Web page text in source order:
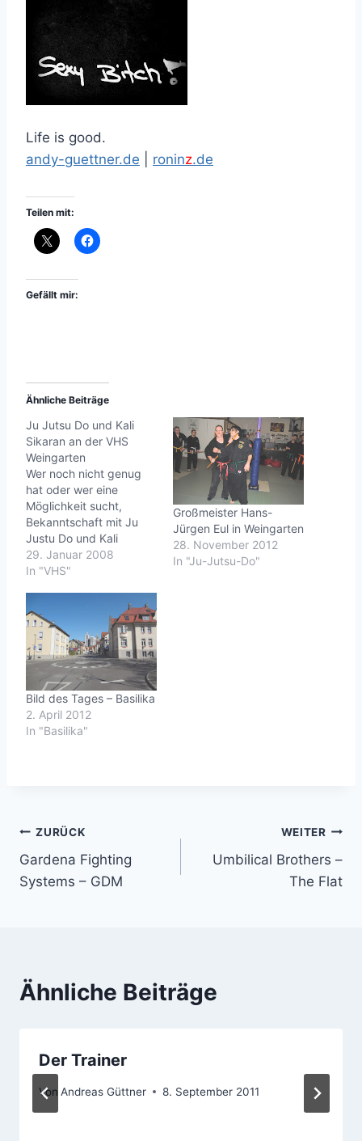
Life is good.
andy-guettner.de
roninz.de
Teilen mit:
Gefällt mir:
Ähnliche Beiträge
Ju Jutsu Do und Kali
Sikaran an der VHS
Weingarten
Wer noch nicht genug
hat oder wer eine
Möglichkeit sucht,
Bekanntschaft mit Ju
Justu Do und Kali
Sikaran (oder auch
Eskrima) zu machen, hat
Weingarten ab Februar
die Gelegenheit.Hier
eine Beschreibung der
Kursangebotes Ju Jutsu
Do und Kali Sikaran.Life
is good.
29. Januar 2008
In "VHS"
Großmeister Hans-
Jürgen Eul in Weingarten
28. November 2012
In "Ju-Jutsu-Do"
Bild des Tages – Basilika
2. April 2012
In "Basilika"
Beitragsnavigation
ZURÜCK
Gardena Fighting
Systems – GDM
WEITER
Umbilical Brothers –
The Flat
Ähnliche Beiträge
Der Trainer
Von Andreas Güttner 8. September 2011